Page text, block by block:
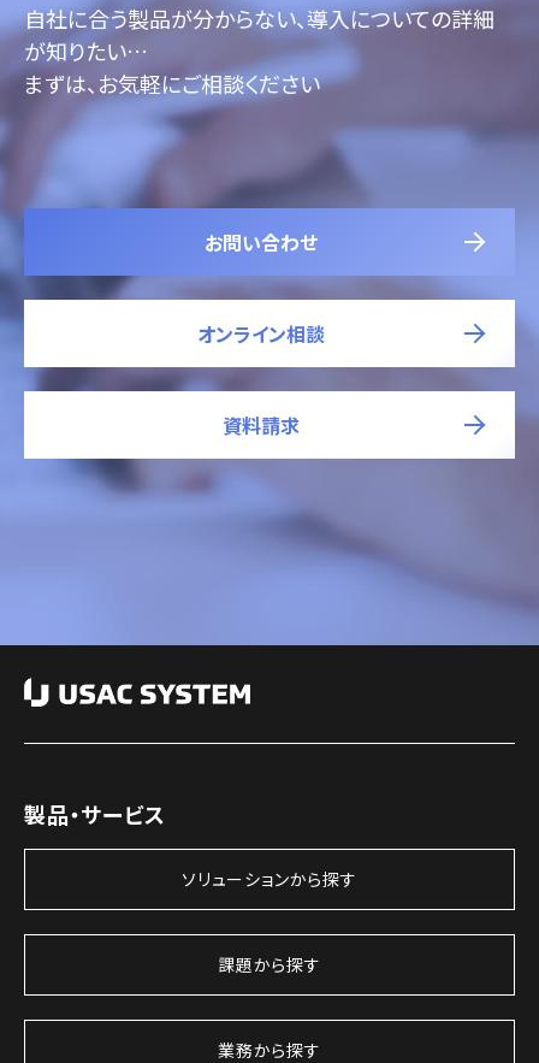
自社に合う製品が分からない、導入についての詳細
が知りたい…
まずは、お気軽にご相談ください
お問い合わせ
オンライン相談
資料請求
製品・サービス
ソリューションから探す
課題から探す
業務から探す